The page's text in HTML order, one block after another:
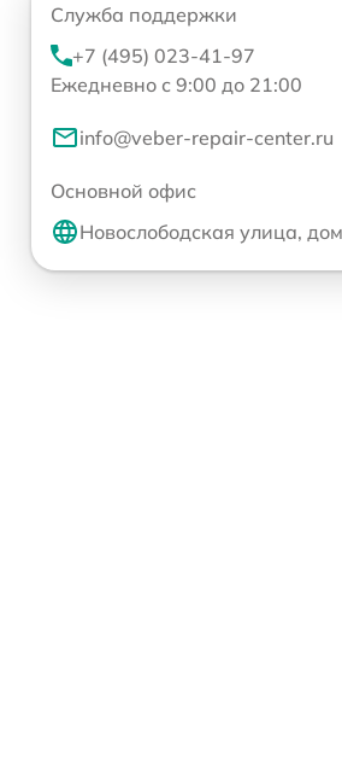
Служба поддержки
+7 (495) 023-41-97
Ежедневно с 9:00 до 21:00
info@veber-repair-center.ru
Основной офис
Новослободская улица,